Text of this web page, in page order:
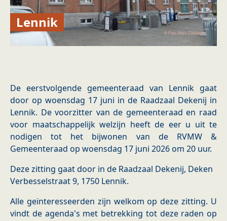
Lennik
De eerstvolgende gemeenteraad van Lennik gaat
door op woensdag 17 juni in de Raadzaal Dekenij in
Lennik. De voorzitter van de gemeenteraad en raad
voor maatschappelijk welzijn heeft de eer u uit te
nodigen tot het bijwonen van de RVMW &
Gemeenteraad op woensdag 17 juni 2026 om 20 uur.
Deze zitting gaat door in de Raadzaal Dekenij, Deken
Verbesselstraat 9, 1750 Lennik.
Alle geïnteresseerden zijn welkom op deze zitting. U
vindt de agenda's met betrekking tot deze raden op